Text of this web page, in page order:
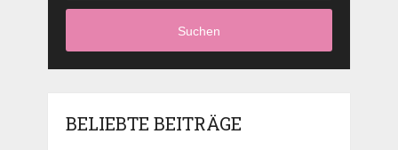
Suchen
BELIEBTE BEITRÄGE